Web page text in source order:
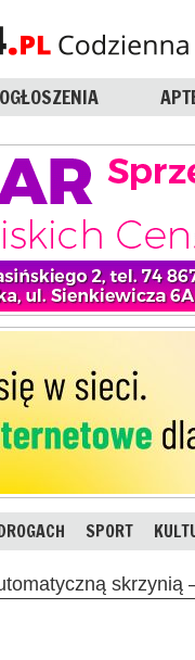
OGŁOSZENIA
SPORT
skrzynią